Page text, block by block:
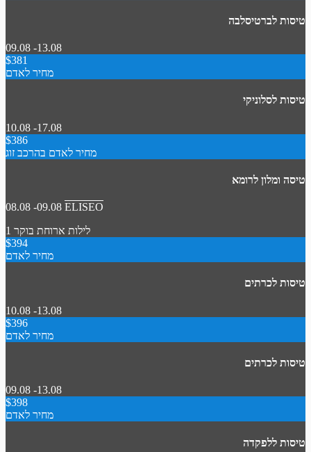
טיסות לברטיסלבה
09.08 -13.08
$381
מחיר לאדם
טיסות לסלוניקי
10.08 -17.08
$386
מחיר לאדם בהרכב זוג
טיסה ומלון לרומא
08.08 -09.08 ELISEO
1 לילות ארוחת בוקר
$394
מחיר לאדם
טיסות לכרתים
10.08 -13.08
$396
מחיר לאדם
טיסות לכרתים
09.08 -13.08
$398
מחיר לאדם
טיסות ללפקדה